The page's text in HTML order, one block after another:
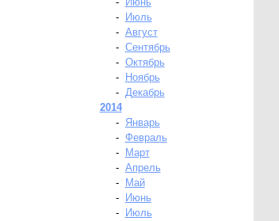
-
Июль
- Август
- Сентябрь
- Октябрь
-
Ноябрь
- Декабрь
2014
-
Январь
- Февраль
-
Март
- Апрель
-
Май
-
Июнь
-
Июль